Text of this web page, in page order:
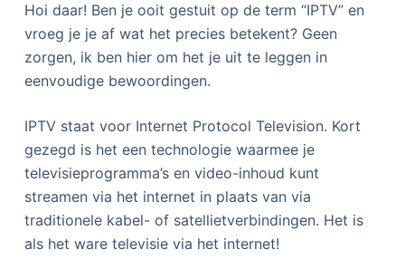
Hoi daar! Ben je ooit gestuit op de term “IPTV” en
vroeg je je af wat het precies betekent? Geen
zorgen, ik ben hier om het je uit te leggen in
eenvoudige bewoordingen.
IPTV staat voor Internet Protocol Television. Kort
gezegd is het een technologie waarmee je
televisieprogramma’s en video-inhoud kunt
streamen via het internet in plaats van via
traditionele kabel- of satellietverbindingen. Het is
als het ware televisie via het internet!